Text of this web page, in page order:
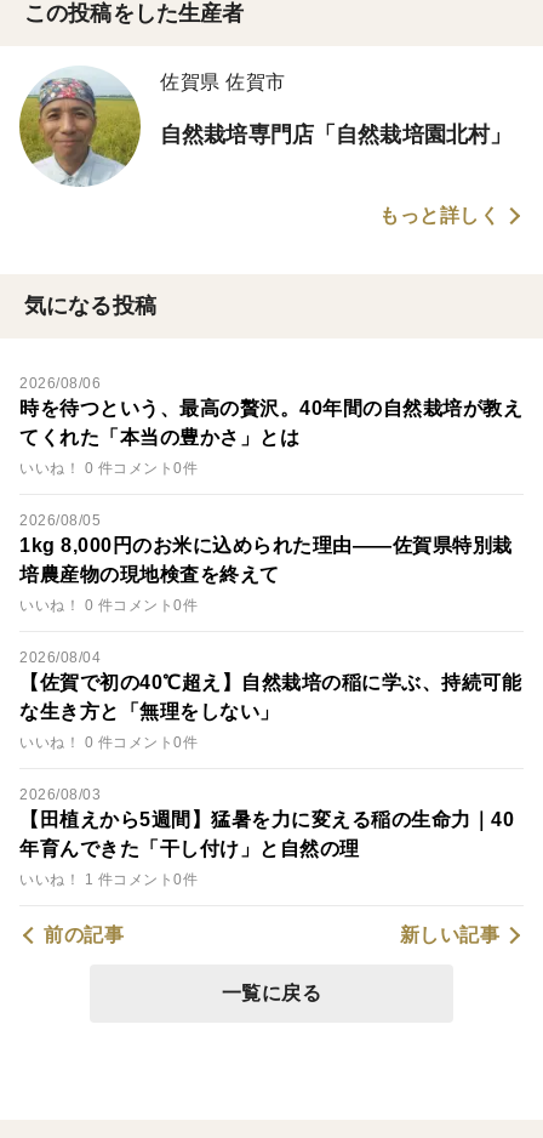
この投稿をした生産者
佐賀県 佐賀市
自然栽培専門店「自然栽培園北村」
もっと詳しく
気になる投稿
2026/08/06
時を待つという、最高の贅沢。40年間の自然栽培が教え
てくれた「本当の豊かさ」とは
いいね！ 0 件コメント0件
2026/08/05
1kg 8,000円のお米に込められた理由――佐賀県特別栽
培農産物の現地検査を終えて
いいね！ 0 件コメント0件
2026/08/04
【佐賀で初の40℃超え】自然栽培の稲に学ぶ、持続可能
な生き方と「無理をしない」
いいね！ 0 件コメント0件
2026/08/03
【田植えから5週間】猛暑を力に変える稲の生命力｜40
年育んできた「干し付け」と自然の理
いいね！ 1 件コメント0件
前の記事 新しい記事
一覧に戻る